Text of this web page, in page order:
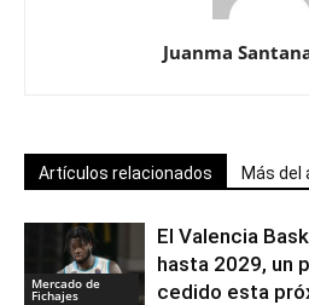
Juanma
Artículos relacionados Más del
Mercado de
Fichajes
El Valencia
hasta 2029, un
cedido esta